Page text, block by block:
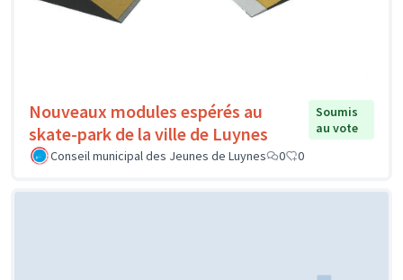
Nouveaux modules espérés au
skate-park de la ville de Luynes
Soumis
au vote
Conseil municipal des Jeunes de Luynes
0 0